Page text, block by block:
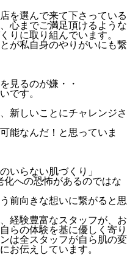
を選んで来て下さっている
心までご満足頂けるような
りに取り組んでいます。
が私自身のやりがいにも繋
見るのが嫌・・
です。
新しいことにチャレンジさ
能なんだ！と思っていま
いらない肌づくり」
への恐怖があるのではな
前向きな想いに繋がると思
経験豊富なスタッフが、お
らの体験を基に優しく寄り
は全スタッフが自ら肌の変
お伝えしています。